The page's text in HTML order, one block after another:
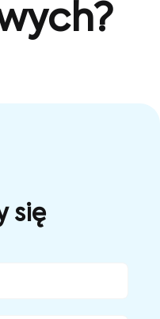
się